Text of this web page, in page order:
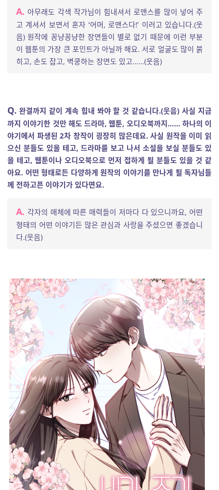
A. 아무래도 각색 작가님이 힘내셔서 로맨스를 많이 넣어 주
고 계셔서 보면서 혼자 ‘어머, 로맨스다!’ 이러고 있습니다.(웃
음) 원작에 꽁냥꽁냥한 장면들이 별로 없기 때문에 이런 부분
이 웹툰의 가장 큰 포인트가 아닐까 해요. 서로 얼굴도 많이 붉
히고, 손도 잡고, 벽쿵하는 장면도 있고……(웃음)
Q. 완결까지 같이 계속 힘내 봐야 할 것 같습니다.(웃음) 사실 지금
까지 이야기한 것만 해도 드라마, 웹툰, 오디오북까지…… 하나의 이
야기에서 파생된 2차 창작이 굉장히 많은데요. 사실 원작을 이미 읽
으신 분들도 있을 테고, 드라마를 보고 나서 소설을 보실 분들도 있
을 테고, 웹툰이나 오디오북으로 먼저 접하게 될 분들도 있을 것 같
아요. 어떤 형태로든 다양하게 원작의 이야기를 만나게 될 독자님들
께 전하고픈 이야기가 있다면요.
A. 각자의 매체에 따른 매력들이 저마다 다 있으니까요, 어떤
형태의 어떤 이야기든 많은 관심과 사랑을 주셨으면 좋겠습니
다.(웃음)